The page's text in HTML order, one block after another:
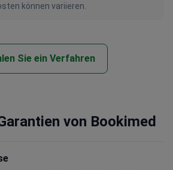
können variieren.
Sie ein Verfahren
von Bookimed